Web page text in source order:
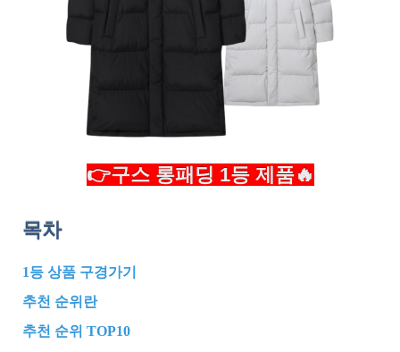
👉구스 롱패딩 1등 제품🔥
목차
1등 상품 구경가기
추천 순위란
추천 순위 TOP10